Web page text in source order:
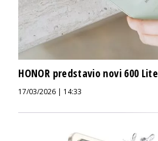
HONOR predstavio novi 600 Lite
17/03/2026 | 14:33